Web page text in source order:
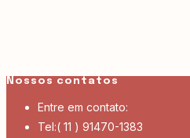
Nossos contatos
Entre em contato:
Tel:( 11 ) 91470-1383